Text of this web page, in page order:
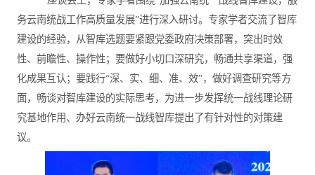
务云南统战工作高质量发展”进行深入研讨。专家学者交流了智库
建设的经验，从智库选题要紧跟党委政府决策部署，突出时效
性、前瞻性、操作性；要做好小切口深研究，畅通共享渠道，强
化成果互认；要践行“深、实、细、准、效”，做好调查研究等方
面，畅谈对智库建设的实际思考，为进一步发挥统一战线理论研
究基地作用、办好云南统一战线智库提出了有针对性的对策建
议。